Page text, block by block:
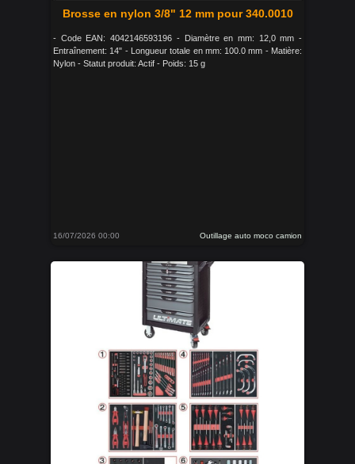
Brosse en nylon 3/8" 12 mm pour 340.0010
- Code EAN: 4042146593196 - Diamètre en mm: 12,0 mm -
Entraînement: 14" - Longueur totale en mm: 100.0 mm - Matière:
Nylon - Statut produit: Actif - Poids: 15 g
16/07/2026 00:00 Outillage auto moco camion